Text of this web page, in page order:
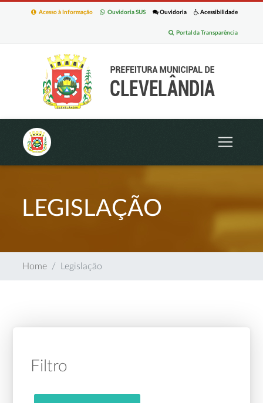
Acessibilidade
Ouvidoria
Ouvidoria SUS
Acesso à Informação
Portal da Transparência
LEGISLAÇÃO
Home Legislação
Filtro